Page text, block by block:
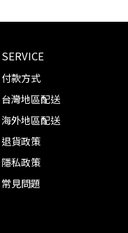
SERVICE
付款方式
台灣地區配送
海外地區配送
退貨政策
隱私政策
常見問題